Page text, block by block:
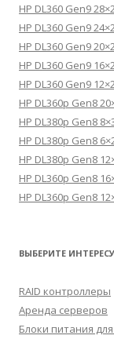
HP DL360 Gen9
HP DL360 Gen9
HP DL360 Gen9
HP DL360 Gen9
HP DL360 Gen9
HP DL360p Gen8
HP DL380p Gen8
HP DL380p Gen8
HP DL380p Gen8
HP DL360p Gen8
HP DL360p Gen8
ВЫБЕРИТЕ
RAID контроллеры
Аренда серверов
Блоки питания